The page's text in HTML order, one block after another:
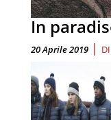
In
20 Aprile 2019 | DI